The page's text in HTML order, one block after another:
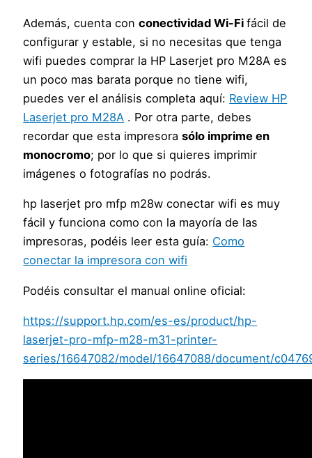
Además, cuenta conconectividad Wi-Fifácil de
configurar y estable, si no necesitas que tenga
wifi puedes comprar la HP Laserjet pro M28A es
un poco mas barata porque no tiene wifi,
puedes ver el análisis completa aquí: Review HP
Laserjet pro M28A . Por otra parte, debes
recordar que esta impresorasólo imprime en
monocromo; por lo que si quieres imprimir
imágenes o fotografías no podrás.
hp laserjet pro mfp m28w conectar wifi es muy
fácil y funciona como con la mayoría de las
impresoras, podéis leer esta guía: Como
conectar la impresora con wifi
Podéis consultar el manual online oficial:
https://support.hp.com/es-es/product/hp-
laserjet-pro-mfp-m28-m31-printer-
series/16647082/model/16647088/document/